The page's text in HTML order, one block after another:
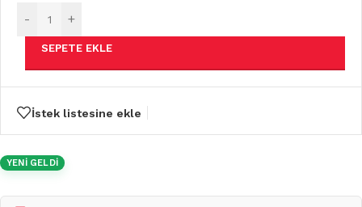
- +
SEPETE EKLE
İstek listesine ekle
YENİ GELDİ